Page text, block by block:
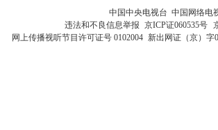
中国中央电视台 中国网络电
违法和不良信息举报 京ICP证060535号
网上传播视听节目许可证号 0102004 新出网证（京）